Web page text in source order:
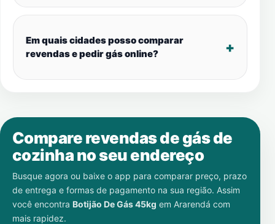
Em quais cidades posso comparar
revendas e pedir gás online?
Compare revendas de gás de
cozinha no seu endereço
Busque agora ou baixe o app para comparar preço, prazo
de entrega e formas de pagamento na sua região. Assim
você encontra Botijão De Gás 45kg em Ararendá com
mais rapidez.